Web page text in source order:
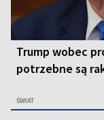
Trump wobec
potrzebne są
ŚWIAT